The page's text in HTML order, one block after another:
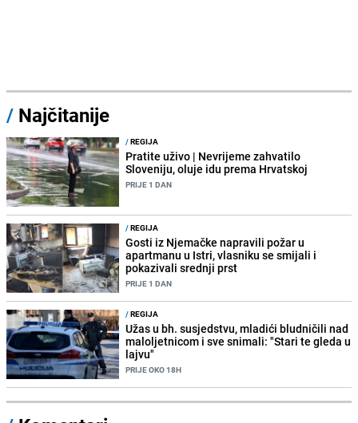
/ Najčitanije
/REGIJA
Pratite uživo | Nevrijeme zahvatilo
Sloveniju, oluje idu prema Hrvatskoj
PRIJE 1 DAN
/REGIJA
Gosti iz Njemačke napravili požar u
apartmanu u Istri, vlasniku se smijali i
pokazivali srednji prst
PRIJE 1 DAN
/REGIJA
Užas u bh. susjedstvu, mladići bludničili nad
maloljetnicom i sve snimali: "Stari te gleda u
lajvu"
PRIJE OKO 18H